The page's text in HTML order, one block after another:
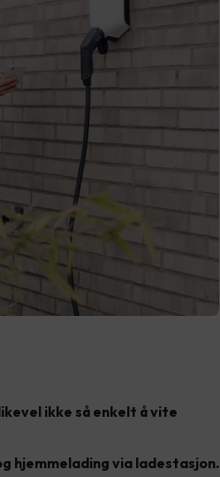
ikke så enkelt å vite
hjemmelading via ladestasjon.